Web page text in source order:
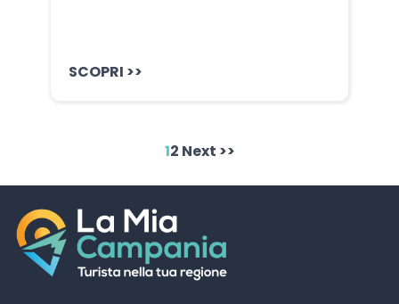
SCOPRI >>
12 Next >>